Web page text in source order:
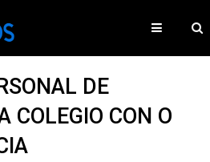
DE
COLEGIO CON O